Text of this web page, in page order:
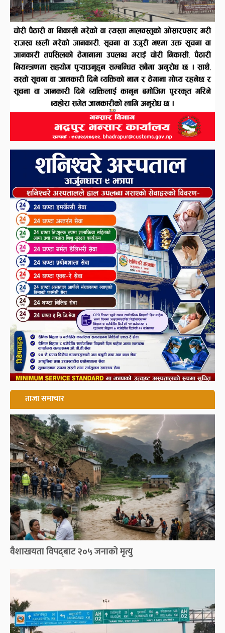
ताजा समाचार
वैशाखयता विपद्‌बाट २०५ जनाको मृत्यु